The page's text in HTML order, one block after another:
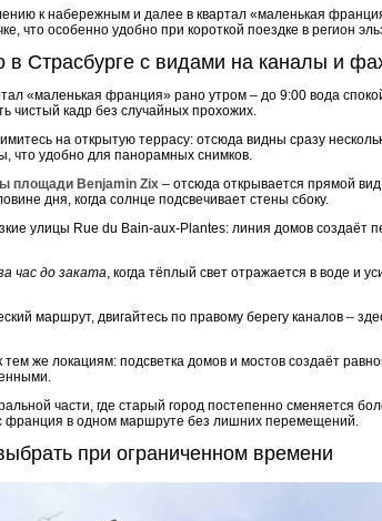
к набережным и далее в квартал «маленькая
что особенно удобно при короткой поездке в регион
в Страсбурге с видами на каналы и
«маленькая франция» рано утром – до 9:00 вода
чистый кадр без случайных прохожих.
на открытую террасу: отсюда видны сразу
что удобно для панорамных снимков.
площади Benjamin Zix – отсюда открывается прямой
дня, когда солнце подсвечивает стены сбоку.
улицы Rue du Bain-aux-Plantes: линия домов
час до заката , когда тёплый свет отражается в воде и
маршрут, двигайтесь по правому берегу каналов –
же локациям: подсветка домов и мостов создаёт
части, где старый город постепенно сменяется
франция в одном маршруте без лишних перемещений.
при ограниченном времени